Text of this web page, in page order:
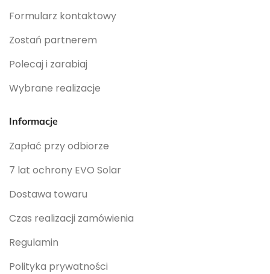
Formularz kontaktowy
Zostań partnerem
Polecaj i zarabiaj
Wybrane realizacje
Informacje
Zapłać przy odbiorze
7 lat ochrony EVO Solar
Dostawa towaru
Czas realizacji zamówienia
Regulamin
Polityka prywatności